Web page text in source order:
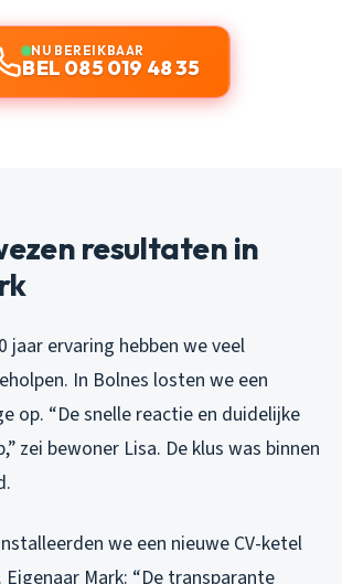
NU BEREIKBAAR
BEL 085 019 48 35
resultaten in
jaar ervaring hebben we veel
In Bolnes losten we een
op. “De snelle reactie en duidelijke
zei bewoner Lisa. De klus was binnen
we een nieuwe CV-ketel
Mark: “De transparante